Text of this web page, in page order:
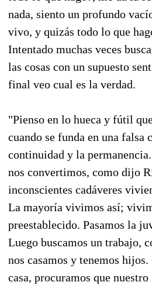
nada, siento un profundo
vivo, y quizás todo lo que
Intentado muchas veces
las cosas con un supuesto
final veo cual es la verdad.
"Pienso en lo hueca y fútil
cuando se funda en una falsa
continuidad y la
nos convertimos, como dijo
inconscientes cadáveres
La mayoría vivimos así;
preestablecido. Pasamos la
Luego buscamos un trabajo,
nos casamos y tenemos
casa, procuramos que